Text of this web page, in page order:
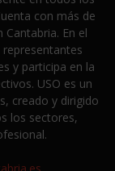
con más de
En el
y participa en la
USO es un
creado y dirigido
los sectores,